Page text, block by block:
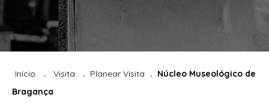
Início Visita Planear Visita
Núcleo Museológico de
Bragança